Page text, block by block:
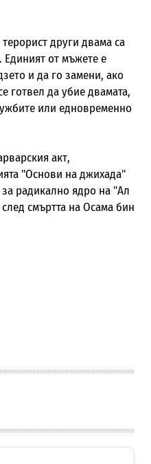
други двама са
Единият от мъжете е
и да го замени, ако
готвел да убие двамата,
или едновременно
акт,
"Основи на джихада"
радикално ядро на "Ал
смъртта на Осама бин